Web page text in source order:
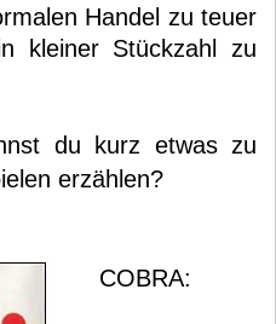
Handel zu teuer
kleiner Stückzahl zu
du kurz etwas zu
erzählen?
COBRA: